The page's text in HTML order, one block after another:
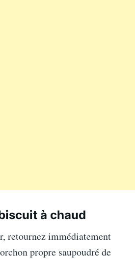
à chaud
retournez immédiatement
propre saupoudré de